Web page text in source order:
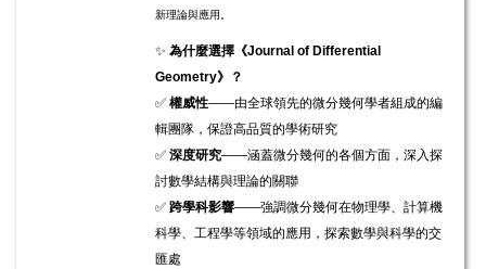
新理論與應用。
✨ 為什麼選擇《Journal of Differential
Geometry》？
✅ 權威性——由全球領先的微分幾何學者組成的編
輯團隊，保證高品質的學術研究
✅ 深度研究——涵蓋微分幾何的各個方面，深入探
討數學結構與理論的關聯
✅ 跨學科影響——強調微分幾何在物理學、計算機
科學、工程學等領域的應用，探索數學與科學的交
匯處